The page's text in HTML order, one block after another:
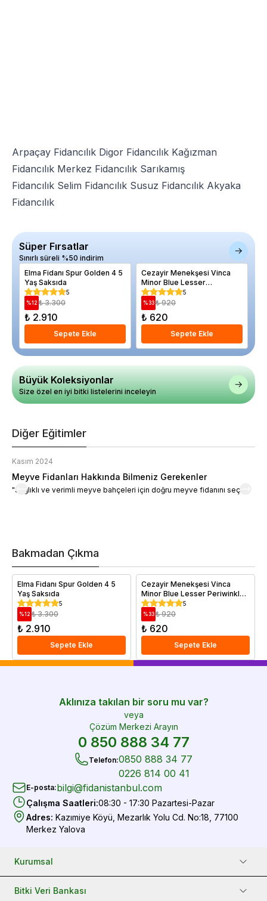
Arpaçay Fidancılık Digor Fidancılık Kağızman
Fidancılık Merkez Fidancılık Sarıkamış
Fidancılık Selim Fidancılık Susuz Fidancılık Akyaka
Fidancılık
Süper Fırsatlar
Sınırlı süreli %50 indirim
Elma Fidanı Spur Golden 4 5
Yaş Saksıda
5
%12 ₺ 3.300
₺ 2.910
Sepete Ekle
Cezayir Menekşesi Vinca
Minor Blue Lesser
Periwinkle Askılı Saksıda
5
%33 ₺ 920
₺ 620
Sepete Ekle
Büyük Koleksiyonlar
Size özel en iyi bitki listelerini inceleyin
Diğer Eğitimler
Kasım 2024
Meyve Fidanları Hakkında Bilmeniz Gerekenler
"Sağlıklı ve verimli meyve bahçeleri için doğru meyve fidanını seçin."
Bakmadan Çıkma
Elma Fidanı Spur Golden 4 5
Yaş Saksıda
5
%12 ₺ 3.300
₺ 2.910
Sepete Ekle
Cezayir Menekşesi Vinca
Minor Blue Lesser Periwinkle
Askılı Saksıda
5
%33 ₺ 920
₺ 620
Sepete Ekle
Aklınıza takılan bir soru mu var?
veya
Çözüm Merkezi Arayın
0 850 888 34 77
Telefon:0850 888 34 77
0226 814 00 41
E-posta:bilgi@fidanistanbul.com
Çalışma Saatleri:08:30 - 17:30 Pazartesi-Pazar
Adres: Kazımiye Köyü, Mezarlık Yolu Cd. No:18, 77100
Merkez Yalova
Kurumsal
Bitki Veri Bankası